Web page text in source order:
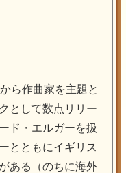
ら作曲家を主題と
として数点リリー
ド・エルガーを扱
とともにイギリス
ある（のちに海外